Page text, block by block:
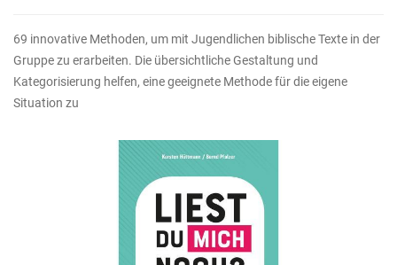
69 innovative Methoden, um mit Jugendlichen biblische Texte in der
Gruppe zu erarbeiten. Die übersichtliche Gestaltung und
Kategorisierung helfen, eine geeignete Methode für die eigene
Situation zu